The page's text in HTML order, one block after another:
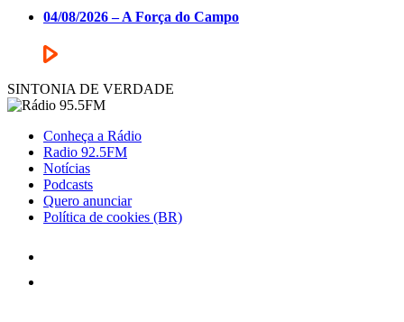
04/08/2026 – A Força do Campo
SINTONIA DE VERDADE
Conheça a Rádio
Radio 92.5FM
Notícias
Podcasts
Quero anunciar
Política de cookies (BR)